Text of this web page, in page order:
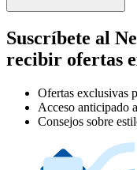
Suscríbete al
recibir ofertas
Ofertas exclusivas
Acceso anticipado
Consejos sobre